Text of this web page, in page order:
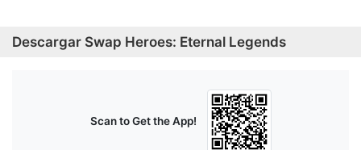
Descargar Swap Heroes: Eternal Legends
Scan to Get the App!